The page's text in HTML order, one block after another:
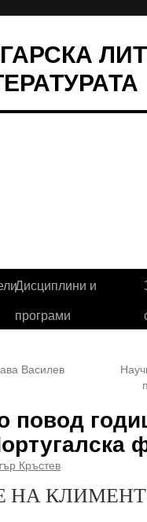
Дисциплини и
програми
Василев
повод
Кръстев
НА